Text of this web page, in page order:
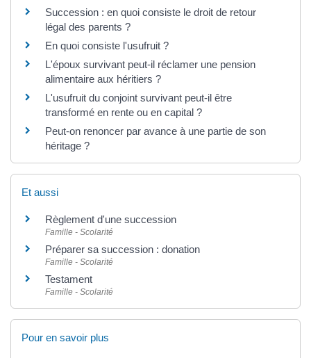
Succession : en quoi consiste le droit de retour
légal des parents ?
En quoi consiste l'usufruit ?
L'époux survivant peut-il réclamer une pension
alimentaire aux héritiers ?
L'usufruit du conjoint survivant peut-il être
transformé en rente ou en capital ?
Peut-on renoncer par avance à une partie de son
héritage ?
Et aussi
Règlement d'une succession
Famille - Scolarité
Préparer sa succession : donation
Famille - Scolarité
Testament
Famille - Scolarité
Pour en savoir plus